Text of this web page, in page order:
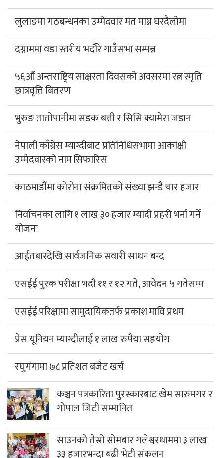
लुलाङमा गठबन्धनका उम्मेदवार मत माग्न घरदैलोमा
दग्नाममा वडा स्तरीय भदौरे गाउँसभा सम्पन्न
५६औं अन्तराष्ट्रिय साक्षरता दिवसको अवसरमा रत्न स्मृति
छात्रवृत्ति बितरण
भुरुङ तातोपानीमा सडक बत्ती र सिसि क्यामेरा जडान
नेपाली काँग्रेस म्याग्दीबाट प्रतिनिधिसभामा आकांक्षी
उम्मेदवारको नाम सिफारिस
काठमाडौंमा कोरोना संक्रमितको संख्या झन्डै चार हजार
निर्वाचनका लागि १ लाख ३० हजार म्यादी प्रहरी भर्ना गर्ने
योजना
आईतबारदेखि सार्वजनिक सवारी साधन बन्द
एसईई पुरक परीक्षा भदौ ११ र १२ गते, आवेदन ५ गतेसम्म
एसईई परिक्षामा सामुदायिकतर्फ प्रकाश मावि प्रथम
प्रेस यूनियन म्याग्दीलाई १ लाख रुपैया सहयोग
रघुगंगामा ७८ प्रतिशत बजेट खर्च
कञ्चन पत्रकारिता पुरस्कारबाट खेम सारुमगर र
गोपाल जिटी सम्मानित
साउनको तेस्रो सोमबार गलेश्वरधाममा ३ लाख
३३ हजारभन्दा बढी भेटी संकलन